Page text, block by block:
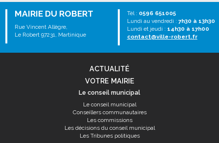
MAIRIE DU ROBERT
Rue Vincent Allègre,
Le Robert 97231, Martinique
Tél : 0596 651005
Lundi au vendredi : 7h30 à 13h30
Lundi et jeudi : 14h30 à 17h00
contact@ville-robert.fr
ACTUALITÉ
VOTRE MAIRIE
Le conseil municipal
Le conseil municipal
Conseillers communautaires
Les commissions
Les décisions du conseil municipal
Les Tribunes politiques